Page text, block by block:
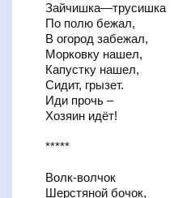
Зайчишка—трусишка
По полю бежал,
В огород забежал,
Морковку нашел,
Капустку нашел,
Сидит, грызет.
Иди прочь –
Хозяин идёт!
*****
Волк-волчок
Шерстяной бочок,